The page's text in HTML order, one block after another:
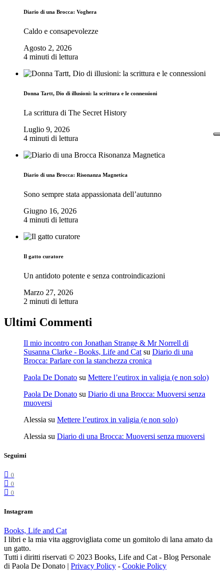
Diario di una Brocca: Voghera
Caldo e consapevolezze
Agosto 2, 2026
4 minuti di lettura
Donna Tartt, Dio di illusioni: la scrittura e le connessioni
La scrittura di The Secret History
Luglio 9, 2026
4 minuti di lettura
Diario di una Brocca: Risonanza Magnetica
Sono sempre stata appassionata dell’autunno
Giugno 16, 2026
4 minuti di lettura
Il gatto curatore
Un antidoto potente e senza controindicazioni
Marzo 27, 2026
2 minuti di lettura
Ultimi Commenti
Il mio incontro con Jonathan Strange & Mr Norrell di
Susanna Clarke - Books, Life and Cat su Diario di una
Brocca: Parlare con la stanchezza cronica
Paola De Donato su Mettere l’eutirox in valigia (e non solo)
Paola De Donato su Diario di una Brocca: Muoversi senza
muoversi
Alessia su Mettere l’eutirox in valigia (e non solo)
Alessia su Diario di una Brocca: Muoversi senza muoversi
Seguimi
0
0
0
Instagram
Books, Life and Cat
I libri e la mia vita aggrovigliata come un gomitolo di lana amato da
un gatto.
Tutti i diritti riservati © 2023 Books, Life and Cat - Blog Personale
di Paola De Donato | Privacy Policy - Cookie Policy